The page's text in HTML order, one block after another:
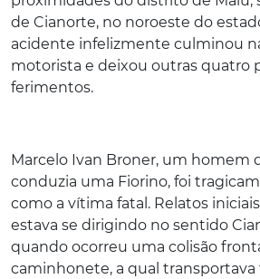
de Cianorte, no noroeste do
acidente infelizmente culminou
motorista e deixou outras quatro
ferimentos.
Marcelo Ivan Broner, um homem
conduzia uma Fiorino, foi
como a vítima fatal. Relatos
estava se dirigindo no sentido
quando ocorreu uma colisão
caminhonete, a qual